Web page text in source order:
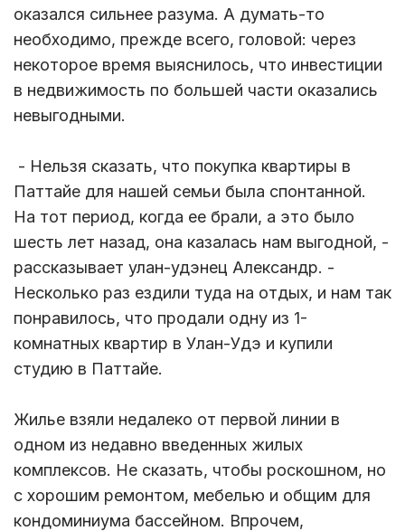
оказался сильнее разума. А думать-то
необходимо, прежде всего, головой: через
некоторое время выяснилось, что инвестиции
в недвижимость по большей части оказались
невыгодными.
- Нельзя сказать, что покупка квартиры в
Паттайе для нашей семьи была спонтанной.
На тот период, когда ее брали, а это было
шесть лет назад, она казалась нам выгодной, -
рассказывает улан-удэнец Александр. -
Несколько раз ездили туда на отдых, и нам так
понравилось, что продали одну из 1-
комнатных квартир в Улан-Удэ и купили
студию в Паттайе.
Жилье взяли недалеко от первой линии в
одном из недавно введенных жилых
комплексов. Не сказать, чтобы роскошном, но
с хорошим ремонтом, мебелью и общим для
кондоминиума бассейном. Впрочем,